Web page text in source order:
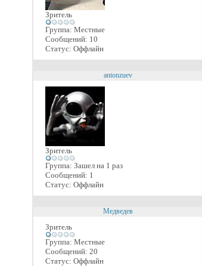
Зритель
Группа: Местные
Сообщений: 10
Статус: Оффлайн
antonzuev
Зритель
Группа: Зашел на 1 раз
Сообщений: 1
Статус: Оффлайн
Медведев
Зритель
Группа: Местные
Сообщений: 20
Статус: Оффлайн